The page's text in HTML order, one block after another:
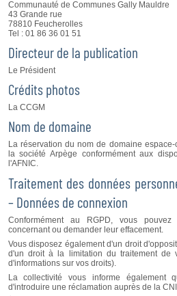
Communauté de Communes Gally Mauldre
43 Grande rue
78810 Feucherolles
Tel : 01 86 36 01 51
Directeur de la publication
Le Président
Crédits photos
La CCGM
Nom de domaine
La réservation du nom de domaine
la société Arpège conformément aux
l'AFNIC.
Traitement des données
– Données de connexion
Conformément au RGPD, vous
concernant ou demander leur effacement.
Vous disposez également d'un droit
d'un droit à la limitation du traitement de
d'informations sur vos droits).
La collectivité vous informe également
d'introduire une réclamation auprès de la